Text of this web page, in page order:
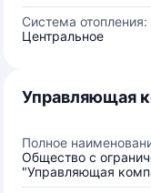
Система отопления:
Центральное
Управляющая
Полное
Общество с
"Управляющая